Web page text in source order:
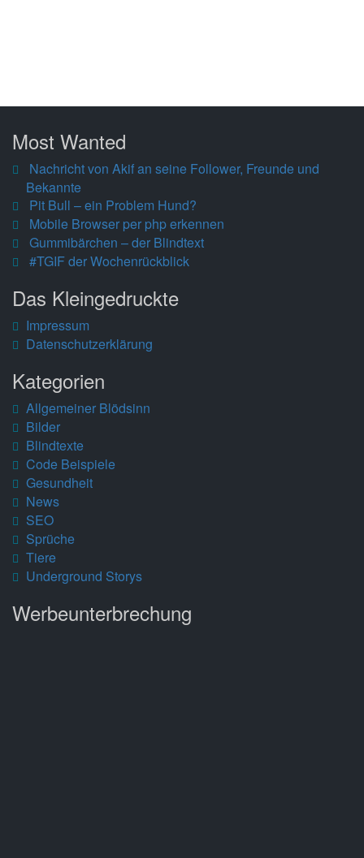
Most Wanted
Nachricht von Akif an seine Follower, Freunde und
Bekannte
Pit Bull – ein Problem Hund?
Mobile Browser per php erkennen
Gummibärchen – der Blindtext
#TGIF der Wochenrückblick
Das Kleingedruckte
Impressum
Datenschutzerklärung
Kategorien
Allgemeiner Blödsinn
Bilder
Blindtexte
Code Beispiele
Gesundheit
News
SEO
Sprüche
Tiere
Underground Storys
Werbeunterbrechung